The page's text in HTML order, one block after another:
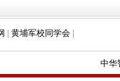
| 黄埔军校同学会 |
中华